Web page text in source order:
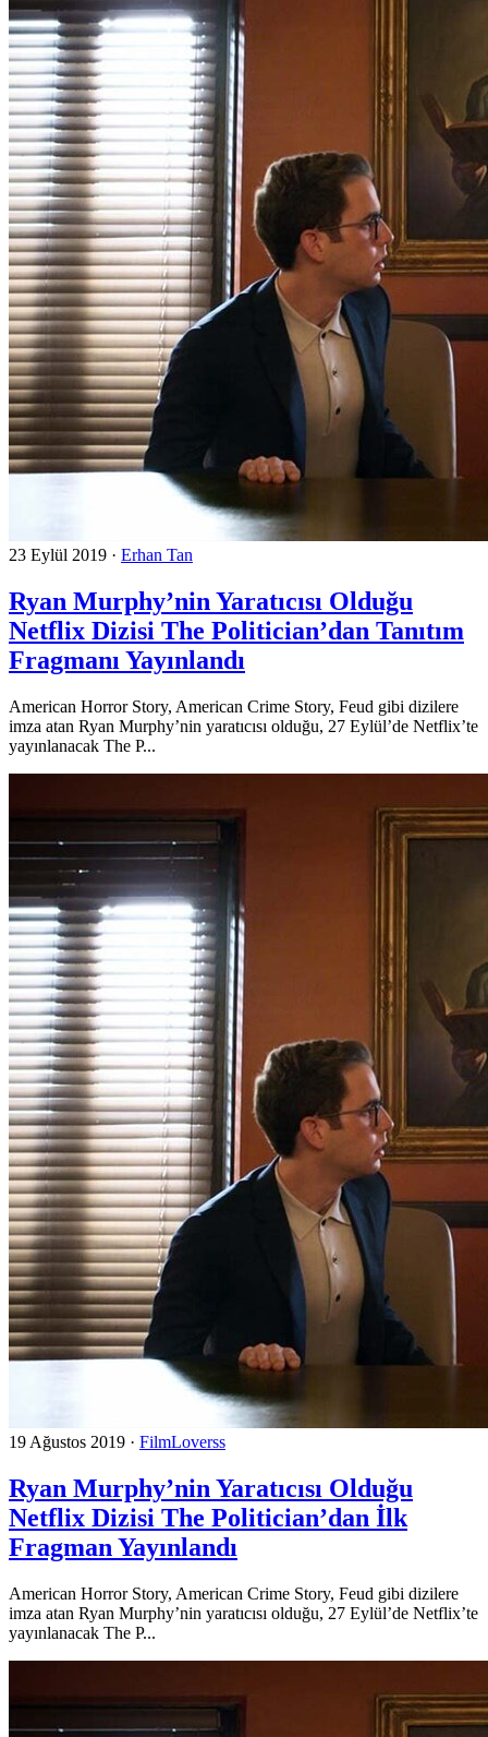
23 Eylül 2019 · Erhan Tan
Ryan Murphy’nin Yaratıcısı Olduğu
Netflix Dizisi The Politician’dan Tanıtım
Fragmanı Yayınlandı
American Horror Story, American Crime Story, Feud gibi dizilere
imza atan Ryan Murphy’nin yaratıcısı olduğu, 27 Eylül’de Netflix’te
yayınlanacak The P...
19 Ağustos 2019 · FilmLoverss
Ryan Murphy’nin Yaratıcısı Olduğu
Netflix Dizisi The Politician’dan İlk
Fragman Yayınlandı
American Horror Story, American Crime Story, Feud gibi dizilere
imza atan Ryan Murphy’nin yaratıcısı olduğu, 27 Eylül’de Netflix’te
yayınlanacak The P...